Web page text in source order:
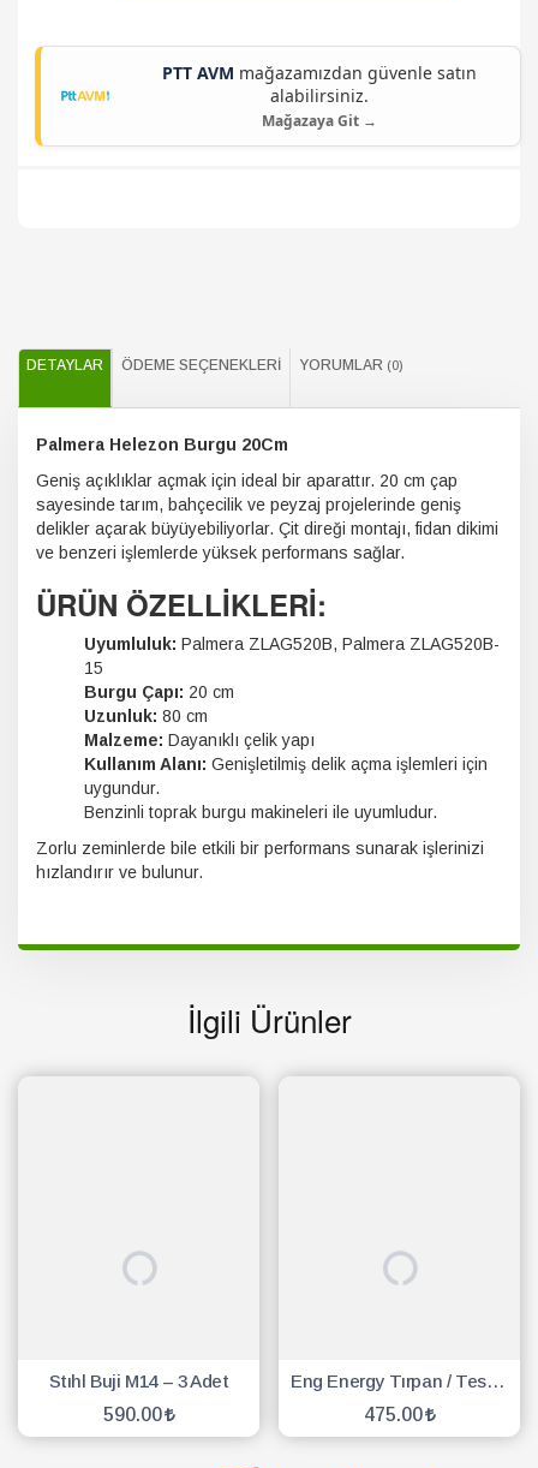
PTT AVM mağazamızdan güvenle satın
alabilirsiniz.
Mağazaya Git →
DETAYLAR ÖDEME SEÇENEKLERI YORUMLAR (0)
Palmera Helezon Burgu 20Cm
Geniş açıklıklar açmak için ideal bir aparattır. 20 cm çap
sayesinde tarım, bahçecilik ve peyzaj projelerinde geniş
delikler açarak büyüyebiliyorlar. Çit direği montajı, fidan dikimi
ve benzeri işlemlerde yüksek performans sağlar.
ÜRÜN ÖZELLİKLERİ:
Uyumluluk: Palmera ZLAG520B, Palmera ZLAG520B-
15
Burgu Çapı: 20 cm
Uzunluk: 80 cm
Malzeme: Dayanıklı çelik yapı
Kullanım Alanı: Genişletilmiş delik açma işlemleri için
uygundur.
Benzinli toprak burgu makineleri ile uyumludur.
Zorlu zeminlerde bile etkili bir performans sunarak işlerinizi
hızlandırır ve bulunur.
İlgili Ürünler
Stıhl Buji M14 – 3 Adet
590.00
Eng Energy Tırpan / Testere Buji - 10 Adet
475.00